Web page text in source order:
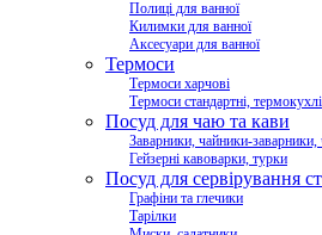
Полиці для ванної
Килимки для ванної
Аксесуари для ванної
Термоси
Термоси харчові
Термоси стандартні, термокухлі
Посуд для чаю та кави
Заварники, чайники-заварники,
Гейзерні кавоварки, турки
Посуд для сервірування
Графіни та глечики
Тарілки